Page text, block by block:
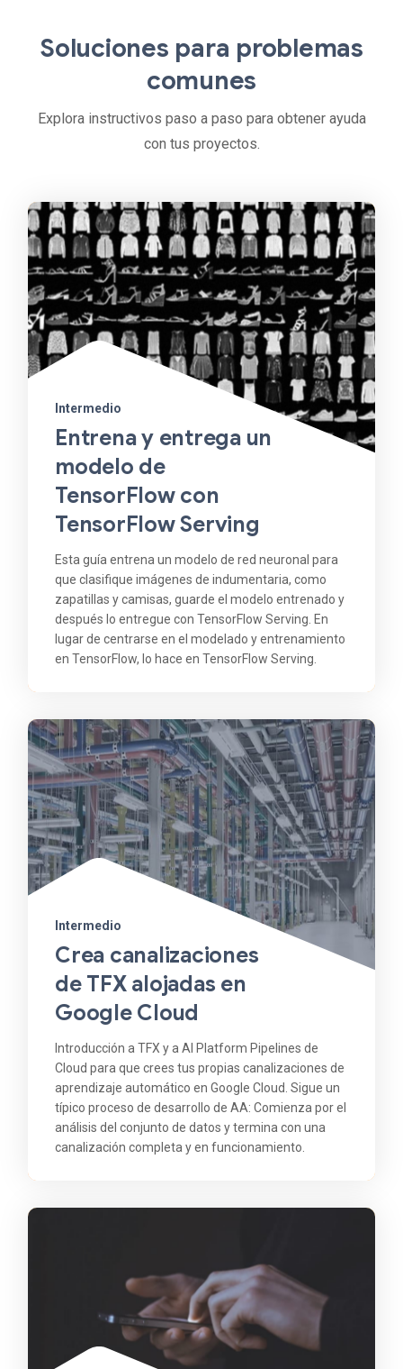
Soluciones para problemas
comunes
Explora instructivos paso a paso para obtener ayuda
con tus proyectos.
Intermedio
Entrena y entrega un
modelo de
TensorFlow con
TensorFlow Serving
Esta guía entrena un modelo de red neuronal para
que clasifique imágenes de indumentaria, como
zapatillas y camisas, guarde el modelo entrenado y
después lo entregue con TensorFlow Serving. En
lugar de centrarse en el modelado y entrenamiento
en TensorFlow, lo hace en TensorFlow Serving.
Intermedio
Crea canalizaciones
de TFX alojadas en
Google Cloud
Introducción a TFX y a AI Platform Pipelines de
Cloud para que crees tus propias canalizaciones de
aprendizaje automático en Google Cloud. Sigue un
típico proceso de desarrollo de AA: Comienza por el
análisis del conjunto de datos y termina con una
canalización completa y en funcionamiento.